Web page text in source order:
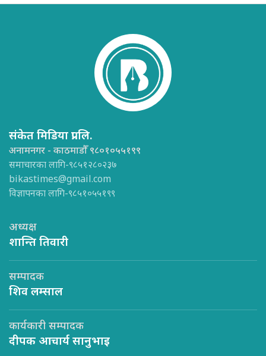
संकेत मिडिया प्रा.लि.
अनामनगर - काठमाडौँ ९८०१०५५१९९
समाचारका लागि-९८५१२८०२३७
bikastimes@gmail.com
विज्ञापनका लागि-९८५१०५५१९९
अध्यक्ष
शान्ति तिवारी
सम्पादक
शिव लम्साल
कार्यकारी सम्पादक
दीपक आचार्य सानुभाइ